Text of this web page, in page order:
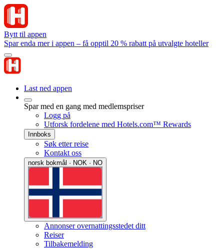
Bytt til appen
Spar enda mer i appen – få opptil 20 % rabatt på utvalgte hoteller
Last ned appen
Spar med en gang med medlemspriser
Logg på
Utforsk fordelene med Hotels.com™ Rewards
Innboks
Søk etter reise
Kontakt oss
norsk bokmål · NOK · NO
Annonser overnattingsstedet ditt
Reiser
Tilbakemelding